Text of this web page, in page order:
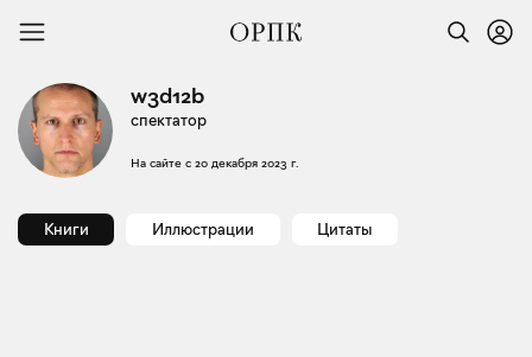
w3d12b
спектатор
На сайте с 20 декабря 2023 г.
Книги Иллюстрации Цитаты